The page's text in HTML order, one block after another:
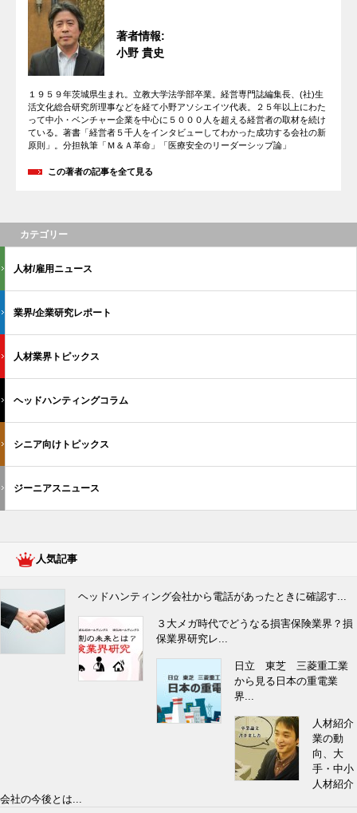
著者情報:
小野 貴史
１９５９年茨城県生まれ。立教大学法学部卒業。経営専門誌編集長、(社)生
活文化総合研究所理事などを経て小野アソシエイツ代表。２５年以上にわた
って中小・ベンチャー企業を中心に５０００人を超える経営者の取材を続け
ている。著書「経営者５千人をインタビューしてわかった成功する会社の新
原則」。分担執筆「Ｍ＆Ａ革命」「医療安全のリーダーシップ論」
この著者の記事を全て見る
カテゴリー
人材/雇用ニュース
業界/企業研究レポート
人材業界トピックス
ヘッドハンティングコラム
シニア向けトピックス
ジーニアスニュース
人気記事
ヘッドハンティング会社から電話があったときに確認す...
３大メガ時代でどうなる損害保険業界？損
保業界研究レ...
日立 東芝 三菱重工業
から見る日本の重電業
界...
人材紹介
業の動
向、大
手・中小
人材紹介
会社の今後とは...